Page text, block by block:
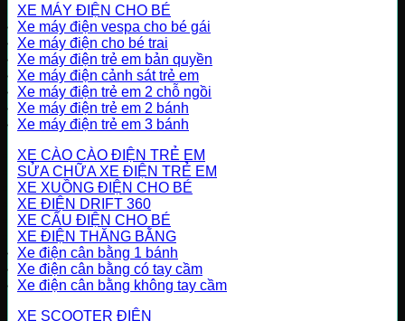
XE MÁY ĐIỆN CHO BÉ
Xe máy điện vespa cho bé gái
Xe máy điện cho bé trai
Xe máy điện trẻ em bản quyền
Xe máy điện cảnh sát trẻ em
Xe máy điện trẻ em 2 chỗ ngồi
Xe máy điện trẻ em 2 bánh
Xe máy điện trẻ em 3 bánh
XE CÀO CÀO ĐIỆN TRẺ EM
SỬA CHỮA XE ĐIỆN TRẺ EM
XE XUỒNG ĐIỆN CHO BÉ
XE ĐIỆN DRIFT 360
XE CẨU ĐIỆN CHO BÉ
XE ĐIỆN THĂNG BẰNG
Xe điện cân bằng 1 bánh
Xe điện cân bằng có tay cầm
Xe điện cân bằng không tay cầm
XE SCOOTER ĐIỆN